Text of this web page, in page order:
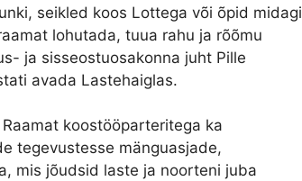
seikled koos Lottega või õpid midagi
lohutada, tuua rahu ja rõõmu
ja sisseostuosakonna juht Pille
avada Lastehaiglas.
koostööparteritega ka
tegevustesse mänguasjade,
mis jõudsid laste ja noorteni juba